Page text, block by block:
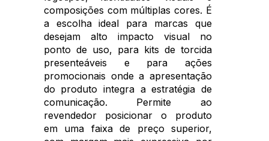
composições com múltiplas cores. É
a escolha ideal para marcas que
desejam alto impacto visual no
ponto de uso, para kits de torcida
presenteáveis e para ações
promocionais onde a apresentação
do produto integra a estratégia de
comunicação. Permite ao
revendedor posicionar o produto
em uma faixa de preço superior,